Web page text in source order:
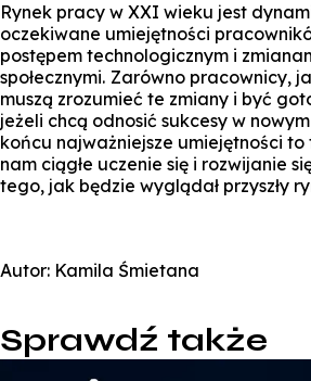
Rynek pracy w XXI wieku jest
oczekiwane umiejętności
postępem technologicznym i
społecznymi. Zarówno pracownicy,
muszą zrozumieć te zmiany i być
jeżeli chcą odnosić sukcesy w
końcu najważniejsze umiejętności
nam ciągłe uczenie się i rozwijanie
tego, jak będzie wyglądał przyszły
Autor: Kamila Śmietana
Sprawdź także